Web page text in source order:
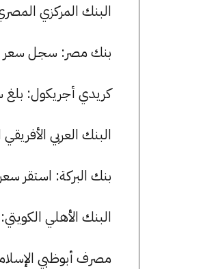
البنك المركزي المصري: استقر سعر
بنك مصر: سجل سعر اليورو 53.01 جنيها للشراء
كريدي أجريكول: بلغ سعر شراء اليورو
البنك العربي الأفريقي الدولي:
بنك البركة: استقر سعر اليورو للشراء
البنك الأهلي الكويتي: سعر اليورو
مصرف أبوظبي الإسلامي: اليورو يسجل